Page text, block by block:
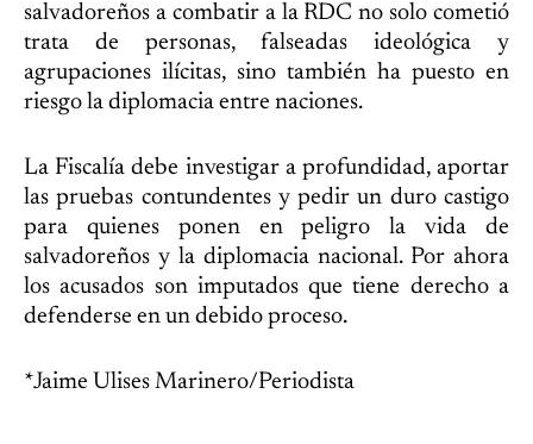
salvadoreños a combatir a la RDC no solo cometió
trata de personas, falseadas ideológica y
agrupaciones ilícitas, sino también ha puesto en
riesgo la diplomacia entre naciones.
La Fiscalía debe investigar a profundidad, aportar
las pruebas contundentes y pedir un duro castigo
para quienes ponen en peligro la vida de
salvadoreños y la diplomacia nacional. Por ahora
los acusados son imputados que tiene derecho a
defenderse en un debido proceso.
*Jaime Ulises Marinero/Periodista